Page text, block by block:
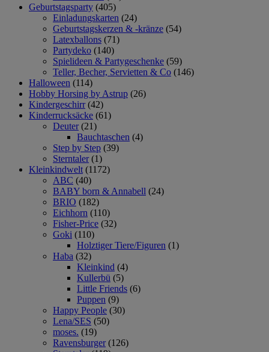
Geburtstagsparty (405)
Einladungskarten (24)
Geburtstagskerzen & -kränze (54)
Latexballons (71)
Partydeko (140)
Spielideen & Partygeschenke (59)
Teller, Becher, Servietten & Co (146)
Halloween (114)
Hobby Horsing by Astrup (26)
Kindergeschirr (42)
Kinderrucksäcke (61)
Deuter (21)
Bauchtaschen (4)
Step by Step (39)
Sterntaler (1)
Kleinkindwelt (1172)
ABC (40)
BABY born & Annabell (24)
BRIO (182)
Eichhorn (110)
Fisher-Price (32)
Goki (110)
Holztiger Tiere/Figuren (1)
Haba (32)
Kleinkind (4)
Kullerbü (5)
Little Friends (6)
Puppen (9)
Happy People (30)
Lena/SES (50)
moses. (19)
Ravensburger (126)